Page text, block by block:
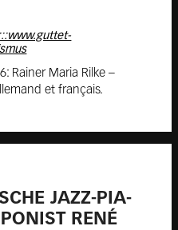
Rainer Maria Rilke –
et français.
JAZZ-PIA­
RENÉ